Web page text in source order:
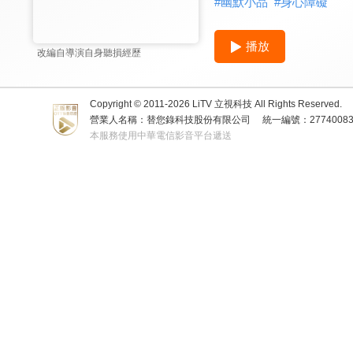
改編自導演自身聽損經歷
播放
Copyright © 2011-2026 LiTV 立視科技 All Rights Reserved.
營業人名稱：替您錄科技股份有限公司
統一編號：
本服務使用中華電信影音平台遞送